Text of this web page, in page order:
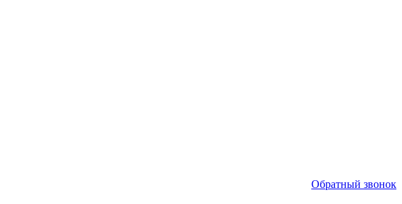
Обратный звонок